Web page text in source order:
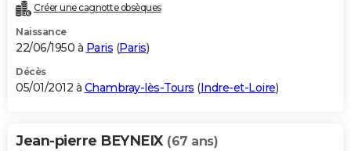
Créer une cagnotte obsèques
Naissance
22/06/1950 à Paris (Paris)
Décès
05/01/2012 à Chambray-lès-Tours (Indre-et-Loire)
Jean-pierre BEYNEIX (67 ans)